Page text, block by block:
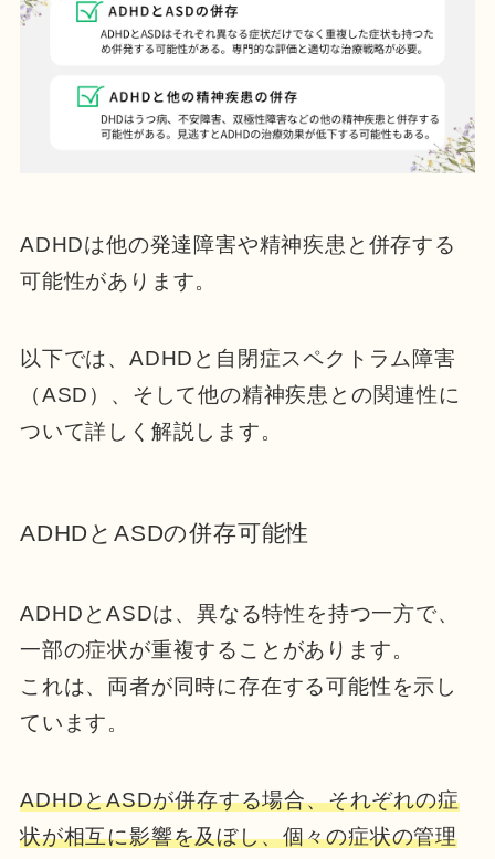
ADHDは他の発達障害や精神疾患と併存する
可能性があります。
以下では、ADHDと自閉症スペクトラム障害
（ASD）、そして他の精神疾患との関連性に
ついて詳しく解説します。
ADHDとASDの併存可能性
ADHDとASDは、異なる特性を持つ一方で、
一部の症状が重複することがあります。
これは、両者が同時に存在する可能性を示し
ています。
ADHDとASDが併存する場合、それぞれの症
状が相互に影響を及ぼし、個々の症状の管理